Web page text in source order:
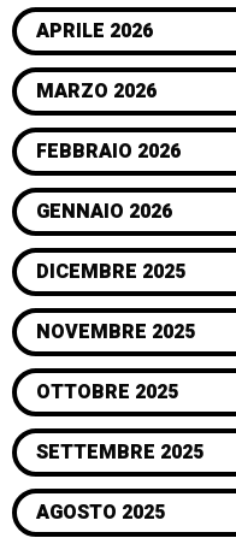
APRILE 2026
MARZO 2026
FEBBRAIO 2026
GENNAIO 2026
DICEMBRE 2025
NOVEMBRE 2025
OTTOBRE 2025
SETTEMBRE 2025
AGOSTO 2025